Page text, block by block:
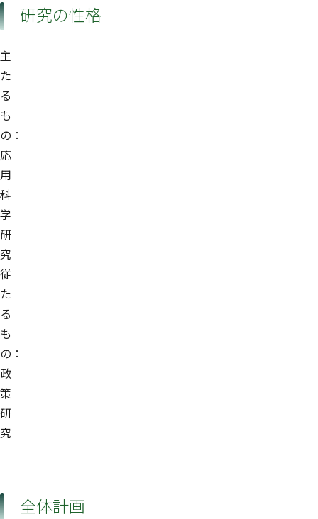
研究の性格
主
た
る
も
の：
応
用
科
学
研
究
従
た
る
も
の：
政
策
研
究
全体計画